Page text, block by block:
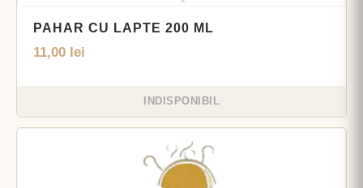
PAHAR CU LAPTE 200 ML
11,00 lei
INDISPONIBIL